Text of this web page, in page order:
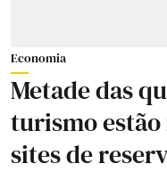
Economia
Metade das
turismo
sites de